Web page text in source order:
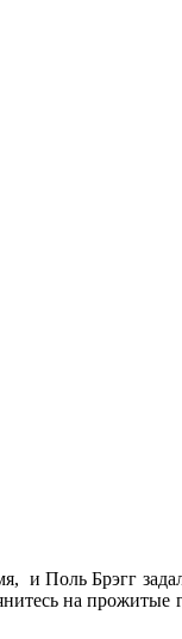
и Поль Брэгг
на